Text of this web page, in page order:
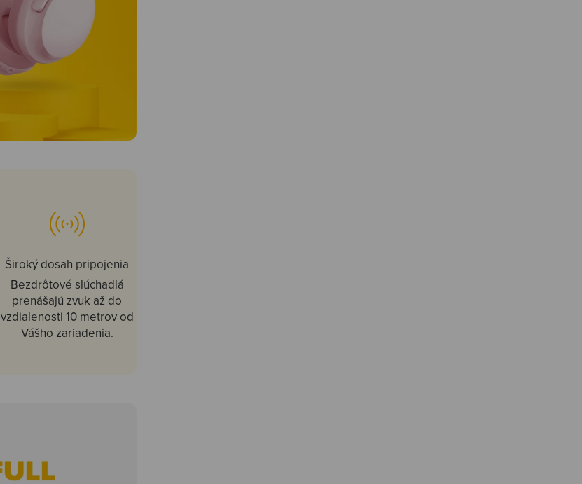
Široký dosah pripojenia
Bezdrôtové slúchadlá
prenášajú zvuk až do
vzdialenosti 10 metrov od
Vášho zariadenia.